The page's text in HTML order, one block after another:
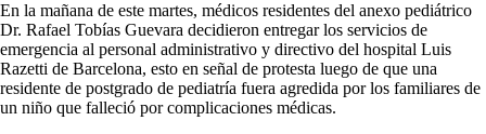
En la mañana de este martes, médicos residentes del anexo pediátrico
Dr. Rafael Tobías Guevara decidieron entregar los servicios de
emergencia al personal administrativo y directivo del hospital Luis
Razetti de Barcelona, esto en señal de protesta luego de que una
residente de postgrado de pediatría fuera agredida por los familiares de
un niño que falleció por complicaciones médicas.